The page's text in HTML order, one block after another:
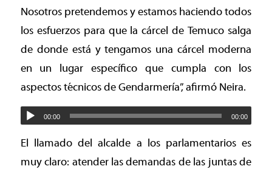
Nosotros pretendemos y estamos haciendo todos
los esfuerzos para que la cárcel de Temuco salga
de donde está y tengamos una cárcel moderna
en un lugar específico que cumpla con los
aspectos técnicos de Gendarmería”, afirmó Neira.
00:00 00:00
El llamado del alcalde a los parlamentarios es
muy claro: atender las demandas de las juntas de